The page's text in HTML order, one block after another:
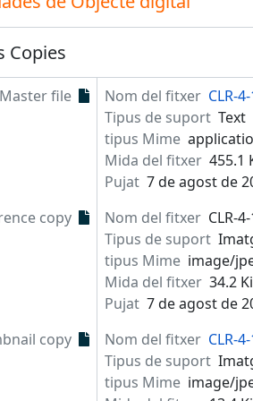
Copies
Master file Nom del fitxer CLR-
Tipus de suport Text
tipus Mime
Mida del fitxer 455.1
Pujat 7 de agost de
copy
Nom del fitxer CLR-
Tipus de suport
tipus Mime image/
Mida del fitxer 34.2
Pujat 7 de agost de
copy
Nom del fitxer CLR-
Tipus de suport
tipus Mime image/